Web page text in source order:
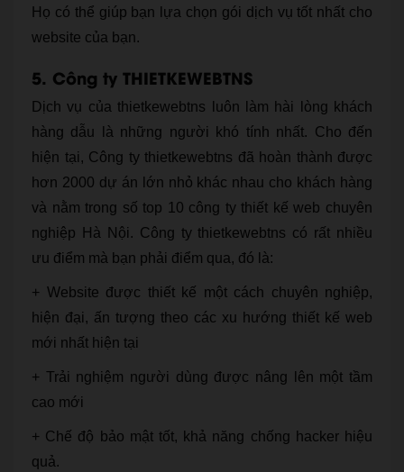
Họ có thể giúp bạn lựa chọn gói dịch vụ tốt nhất cho
website của bạn.
5. Công ty THIETKEWEBTNS
Dịch vụ của thietkewebtns luôn làm hài lòng khách
hàng dẫu là những người khó tính nhất. Cho đến
hiện tại, Công ty thietkewebtns đã hoàn thành được
hơn 2000 dự án lớn nhỏ khác nhau cho khách hàng
và nằm trong số top 10 công ty thiết kế web chuyên
nghiệp Hà Nội. Công ty thietkewebtns có rất nhiều
ưu điểm mà bạn phải điểm qua, đó là:
+ Website được thiết kế một cách chuyên nghiệp,
hiện đại, ấn tượng theo các xu hướng thiết kế web
mới nhất hiện tại
+ Trải nghiệm người dùng được nâng lên một tầm
cao mới
+ Chế độ bảo mật tốt, khả năng chống hacker hiệu
quả.